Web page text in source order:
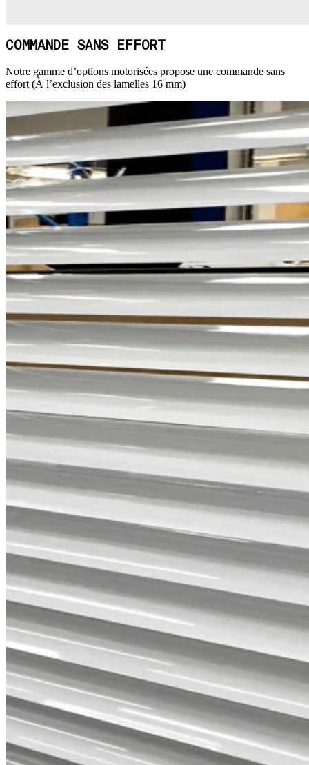
COMMANDE SANS EFFORT
Notre gamme d’options motorisées propose une commande sans
effort (À l’exclusion des lamelles 16 mm)